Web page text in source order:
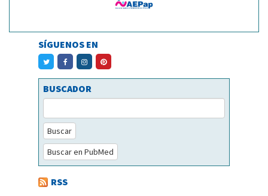
SÍGUENOS EN
BUSCADOR
Buscar
Buscar en PubMed
RSS